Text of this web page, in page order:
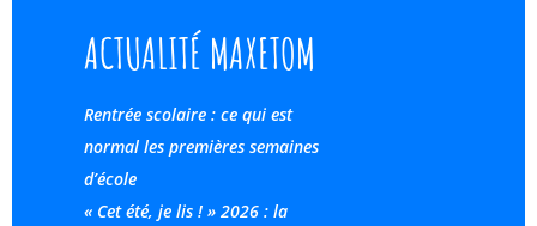
ACTUALITÉ MAXETOM
Rentrée scolaire : ce qui est
normal les premières semaines
d’école
« Cet été, je lis ! » 2026 : la